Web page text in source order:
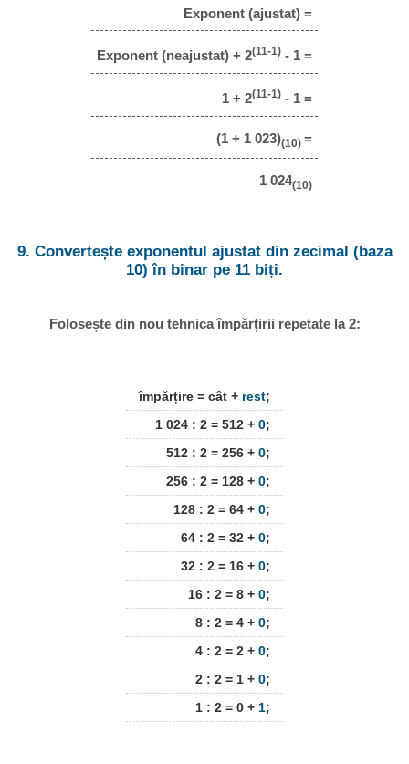
Exponent (ajustat) =
Exponent (neajustat) + 2(11-1) - 1 =
1 + 2(11-1) - 1 =
(1 + 1 023)(10) =
1 024(10)
9. Convertește exponentul ajustat din zecimal (baza
10) în binar pe 11 biți.
Folosește din nou tehnica împărțirii repetate la 2:
împărțire = cât + rest;
1 024 : 2 = 512 + 0;
512 : 2 = 256 + 0;
256 : 2 = 128 + 0;
128 : 2 = 64 + 0;
64 : 2 = 32 + 0;
32 : 2 = 16 + 0;
16 : 2 = 8 + 0;
8 : 2 = 4 + 0;
4 : 2 = 2 + 0;
2 : 2 = 1 + 0;
1 : 2 = 0 + 1;